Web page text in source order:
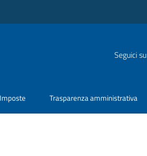
Seguici su
Imposte Trasparenza amministrativa